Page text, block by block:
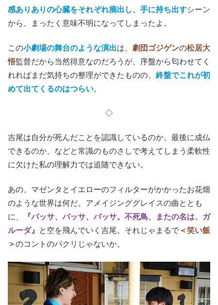
感ありありの心臓をそれぞれ摘出し、手に持ち出すシーン
から、まったく意味不明になってしまったよ。
この小劇場の舞台のような演出は、 劇団ゴジゲンの松居大
悟監督だから当然得意なのだろうが、序盤から匂わせてく
れればまだ気持ちの整理ができたものの、 終盤でこれが初
めて出てくるのはつらい。
◇
吉尾は自分が死んだことを認識しているのか、最後に成仏
できるのか、などと常識のものさしで考えてしまう柔軟性
に欠けた私の理解力では追随できない。
あの、マゼンタとイエローのフィルターがかかったお花畑
のような世界は何だ。アメイジンググレイスの曲ととも
に
『バッサ、バッサ、バッサ。不死鳥、またの名は、ガ
ルーダ』
と空を飛んでいく吉尾。それじゃまるで ＜笑い飯
＞のコントのパクリじゃないか。